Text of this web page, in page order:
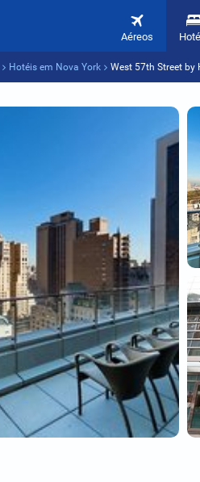
Aéreos
Hotéis em Nova York West 57th Street by